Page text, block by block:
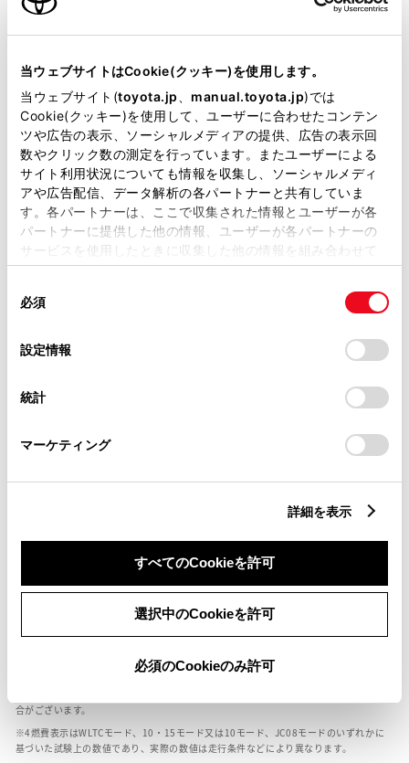
当ウェブサイトはCookie(クッキー)を使用します。
当ウェブサイト(toyota.jp manual.toyota.jp)では
Cookie(クッキー)を使用して、ユーザーに合わせたコンテン
ツや広告の表示、ソーシャルメディアの提供、広告の表示回
数やクリック数の測定を行っています。またユーザーによる
サイト利用状況についても情報を収集し、ソーシャルメディ
アや広告配信、データ解析の各パートナーと共有していま
す。各パートナーは、ここで収集された情報とユーザーが各
パートナーに提供した他の情報、ユーザーが各パートナーの
サービスを使用したときに収集した他の情報を組み合わせて
使用することがあります。当ウェブサイトの使用を続行する
デバイスにすべてのCookie(クッキー)が保存されることに同
意したことになります。Cookie(クッキー)のオプトアウト、
設定の変更、同意を撤回したりするにあたっては、当社の
「Cookie（クッキー）情報の取り扱いについて
」をご覧くだ
必須
設定情報
統計
マーケティング
詳細を表示
すべてのCookieを許可
選択中のCookieを許可
必須のCookieのみ許可
全長×全幅×全高
ホイールベース ※1
2900mm
トレッド前／後
1570/1550mm
室内長× 室内幅 × 室内高
3085 × 1585×1390mm
車の種類、仕様により数値が複数ある場合とサスペンション形式などにより、ホイ
ールベースが左右で数値が異なる場合がございます。
エンジン仕様により、×2の表記がしてある場合がございます。（ロータリーエンジ
合がございます。
燃費表示はWLTCモード、10・15モード又は10モード、JC08モードのいずれかに
基づいた試験上の数値であり、実際の数値は走行条件などにより異なります。